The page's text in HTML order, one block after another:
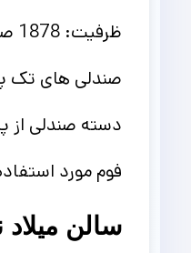
ظرفیت: 1878 صندلی
صندلی های تک
دسته صندلی از
فوم مورد
سالن